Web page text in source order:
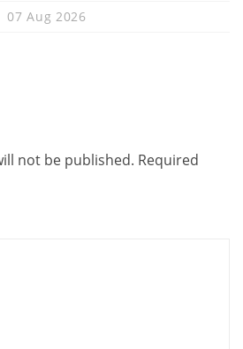
07 Aug 2026
not be published. Required